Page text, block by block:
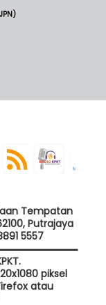
Tempatan
Putrajaya
5557
piksel
atau